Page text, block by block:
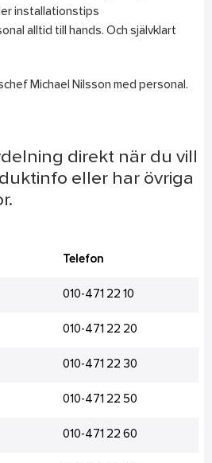
installationstips
alltid till hands. Och självklart
Michael Nilsson med personal.
direkt när du vill
eller har övriga
Telefon
010-471 22 10
010-471 22 20
010-471 22 30
010-471 22 50
010-471 22 60